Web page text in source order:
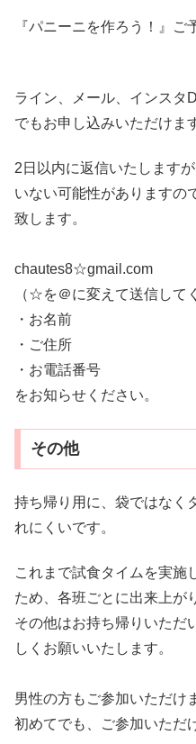
『パニーニを作ろう！』ご
ライン、メール、インスタ
でもお申し込みいただけま
2日以内に返信いたします
いない可能性がありますの
致します。
chautes8☆gmail.com
（☆を＠に変えて送信して
・お名前
・ご住所
・お電話番号
をお知らせください。
その他
持ち帰り用に、袋ではなく
れにくいです。
これまで試食タイムを実施
ため、各班ごとに出来上が
その他はお持ち帰りいただ
しくお願いいたします。
男性の方もご参加いただけ
初めてでも、ご参加いただ